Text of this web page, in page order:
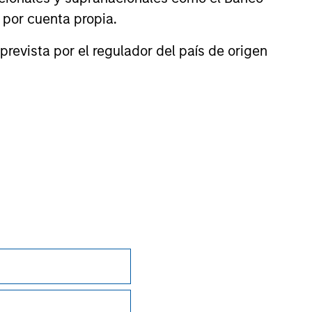
cuenta propia.
por el regulador del país de origen
domestic expansion and